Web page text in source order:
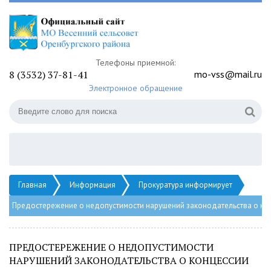
Телефоны приемной:
8 (3532) 37-81-41 mo-vss@mail.ru
Электронное обращение
Главная Информация
Прокуратура информирует
Предостережение о недопустимости нарушений законодательства о
ПРЕДОСТЕРЕЖЕНИЕ О НЕДОПУСТИМОСТИ
НАРУШЕНИЙ ЗАКОНОДАТЕЛЬСТВА О КОНЦЕССИИ